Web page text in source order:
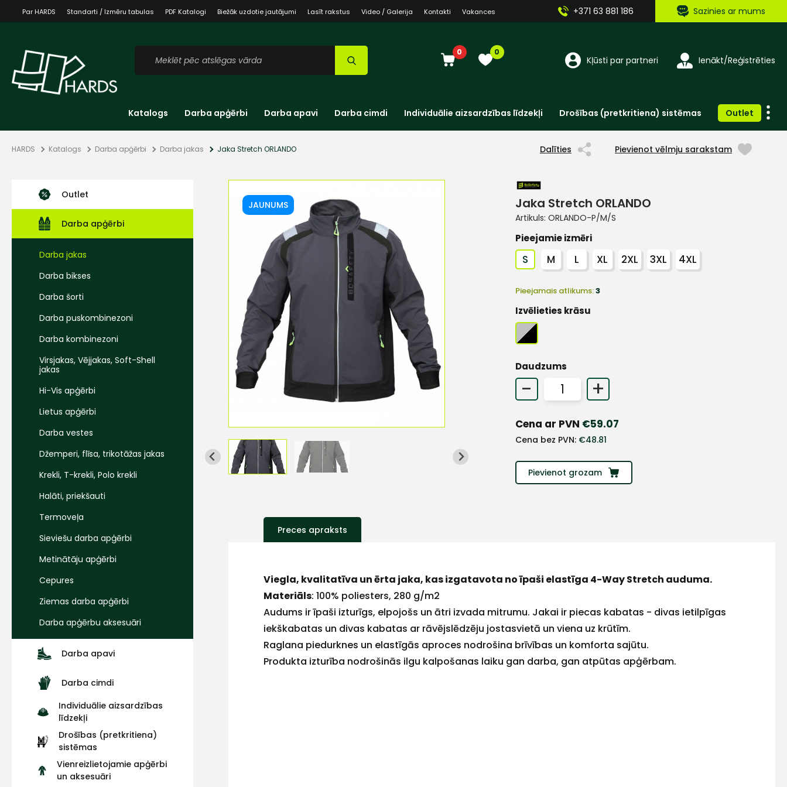
Par HARDS Standarti / Izmēru tabulas PDF Katalogi Biežāk uzdotie jautājumi Lasīt rakstus Video / Galerija Kontakti Vakances +371 63 881 186 Sazinies ar mums
0 0
Kļūsti par partneri Ienākt/Reģistrēties
Katalogs Darba apģērbi Darba apavi Darba cimdi Individuālie aizsardzības līdzekļi Drošības (pretkritiena) sistēmas Outlet
HARDS Katalogs Darba apģērbi Darba jakas Jaka Stretch ORLANDO Dalīties Pievienot vēlmju sarakstam
Outlet
Darba apģērbi
Darba jakas
Darba bikses
Darba šorti
Darba puskombinezoni
Darba kombinezoni
Virsjakas, Vējjakas, Soft-Shell
jakas
Hi-Vis apģērbi
Lietus apģērbi
Darba vestes
Džemperi, flīsa, trikotāžas jakas
Krekli, T-krekli, Polo krekli
Halāti, priekšauti
Termoveļa
Sieviešu darba apģērbi
Metinātāju apģērbi
Cepures
Ziemas darba apģērbi
Darba apģērbu aksesuāri
Darba apavi
Darba cimdi
Individuālie aizsardzības
līdzekļi
Drošības (pretkritiena)
sistēmas
Vienreizlietojamie apģērbi
un aksesuāri
JAUNUMS Jaka Stretch ORLANDO
Artikuls: ORLANDO-P/M/S
Pieejamie izmēri
S M L XL 2XL 3XL 4XL
Pieejamais atlikums:3
Izvēlieties krāsu
Daudzums
- +
Cena ar PVN €59.07
Cena bez PVN: €48.81
Pievienot grozam
Preces apraksts
Viegla, kvalitatīva un ērta jaka, kas izgatavota no īpaši elastīga 4-Way Stretch auduma.
Materiāls: 100% poliesters, 280 g/m2
Audums ir īpaši izturīgs, elpojošs un ātri izvada mitrumu. Jakai ir piecas kabatas - divas ietilpīgas
iekškabatas un divas kabatas ar rāvējslēdzēju jostasvietā un viena uz krūtīm.
Raglana piedurknes un elastīgās aproces nodrošina brīvības un komforta sajūtu.
Produkta izturība nodrošinās ilgu kalpošanas laiku gan darba, gan atpūtas apģērbam.
+